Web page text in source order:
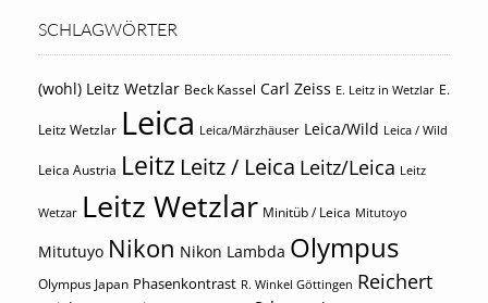
SCHLAGWÖRTER
(wohl) Leitz Wetzlar Beck Kassel Carl Zeiss E. Leitz in Wetzlar E.
Leitz Wetzlar Leica Leica/Märzhäuser Leica/Wild Leica / Wild
Leica Austria Leitz Leitz / Leica Leitz/Leica Leitz
Wetzar Leitz Wetzlar Minitüb / Leica Mitutoyo
Mitutuyo Nikon Nikon Lambda Olympus
Olympus Japan Phasenkontrast R. Winkel Göttingen Reichert